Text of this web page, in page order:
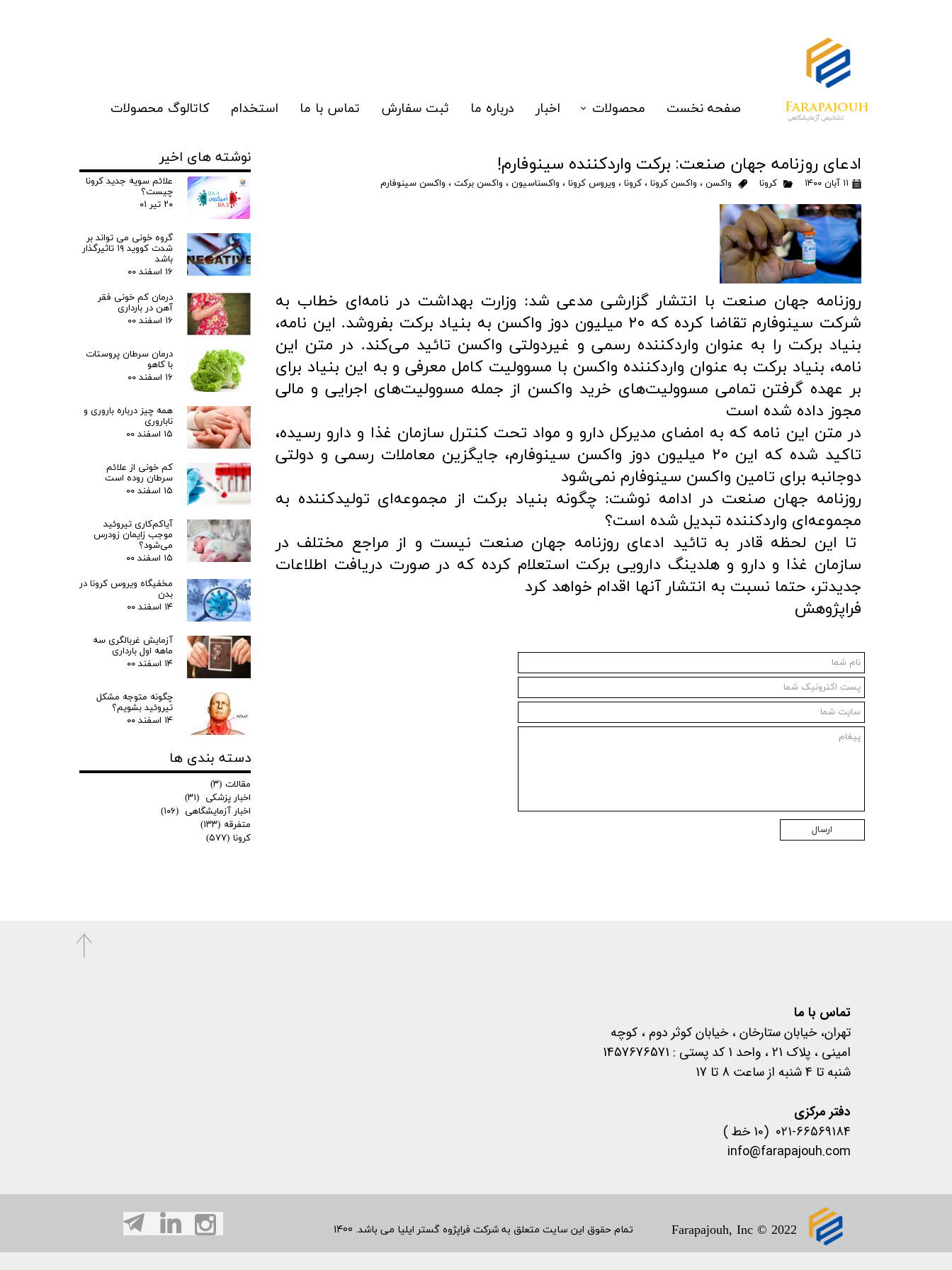
صفحه نخست محصولات
رپیدتست
تجهیزات
اخبار درباره ما ثبت سفارش تماس با ما استخدام کاتالوگ محصولات
ادعای روزنامه جهان صنعت: برکت واردکننده سینوفارم!
۱۱ آبان ۱۴۰۰ کرونا واکسن ، واکسن کرونا ، کرونا ، ویروس کرونا ، واکسناسیون ، واکسن برکت ، واکسن سینوفارم
روزنامه جهان صنعت با انتشار گزارشی مدعی شد: وزارت بهداشت در نامه‌ای خطاب به
شرکت سینوفارم تقاضا کرده که ۲۰ میلیون دوز واکسن به بنیاد برکت بفروشد. این نامه،
بنیاد برکت را به عنوان واردکننده رسمی و غیردولتی واکسن تائید می‌کند. در متن این
نامه، بنیاد برکت به عنوان واردکننده واکسن با مسوولیت کامل معرفی و به این بنیاد برای
بر عهده گرفتن تمامی مسوولیت‌های خرید واکسن از جمله مسوولیت‌های اجرایی و مالی
مجوز داده شده است
در متن این نامه که به امضای مدیرکل دارو و مواد تحت کنترل سازمان غذا و دارو رسیده،
تاکید شده که این ۲۰ میلیون دوز واکسن سینوفارم، جایگزین معاملات رسمی و دولتی
دوجانبه برای تامین واکسن سینوفارم نمی‌شود
روزنامه جهان صنعت در ادامه نوشت: چگونه بنیاد برکت از مجموعه‌ای تولیدکننده به
مجموعه‌ای واردکننده تبدیل شده است؟
تا این لحظه قادر به تائید ادعای روزنامه جهان صنعت نیست و از مراجع مختلف در
سازمان غذا و دارو و هلدینگ دارویی برکت استعلام کرده که در صورت دریافت اطلاعات
جدیدتر، حتما نسبت به انتشار آنها اقدام خواهد کرد
فراپژوهش
ارسال
نوشته های اخیر
علائم سویه جدید کرونا
چیست؟
۲۰ تیر ۰۱
گروه خونی می تواند بر
شدت کووید ۱۹ تاثیرگذار
باشد
۱۶ اسفند ۰۰
درمان کم خونی فقر
آهن در بارداری
۱۶ اسفند ۰۰
درمان سرطان پروستات
با کاهو
۱۶ اسفند ۰۰
همه چیز درباره باروری و
ناباروری
۱۵ اسفند ۰۰
کم خونی از علائم
سرطان روده است
۱۵ اسفند ۰۰
آیاکم‌کاری تیروئید
موجب زایمان زودرس
می‌شود؟
۱۵ اسفند ۰۰
مخفیگاه ویروس کرونا در
بدن
۱۴ اسفند ۰۰
آزمایش غربالگری سه
ماهه اول بارداری
۱۴ اسفند ۰۰
چگونه متوجه مشکل
تیروئید بشویم؟
۱۴ اسفند ۰۰
دسته بندی ها
مقالات (۳)
اخبار پزشکی (۳۱)
اخبار آزمایشگاهی (۱۰۶)
متفرقه (۱۳۳)
کرونا (۵۷۷)
تماس با ما
تهران، خیابان ستارخان ، خیابان کوثر دوم ، کوچه
امینی ، پلاک 21 ، واحد 1 کد پستی : 1457676571
شنبه تا 4 شنبه از ساعت 8 تا 17
​​​​​​​دفتر مرکزی
۰۲۱-66569184 (10 خط )
info@farapajouh.com
Farapajouh, Inc © 2022